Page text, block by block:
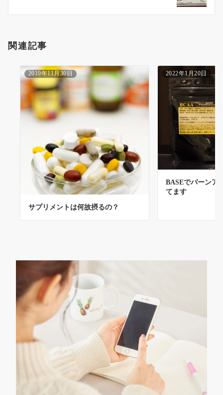
ン
関連記事
2019年11月30日
サプリメントは何故摂るの？
2022年1月20日
BASEでバーンア
てます